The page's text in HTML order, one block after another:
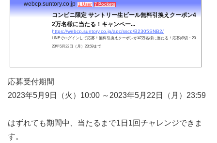
webcp.suntory.co.jp 1 User 7 Pockets
コンビニ限定 サントリー生ビール無料引換えクーポン4
2万名様に当たる！キャンペー...
https://webcp.suntory.co.jp/apc/sscp/B2305SNB2/
LINEでログインして応募！無料引換えクーポンが42万名様に当たる！応募締切：20
23年5月22日（月）23:59まで
応募受付期間
2023年5月9日（火）10:00 ～2023年5月22日（月）23:59
はずれても期間中、当たるまで1日1回チャレンジできま
す。